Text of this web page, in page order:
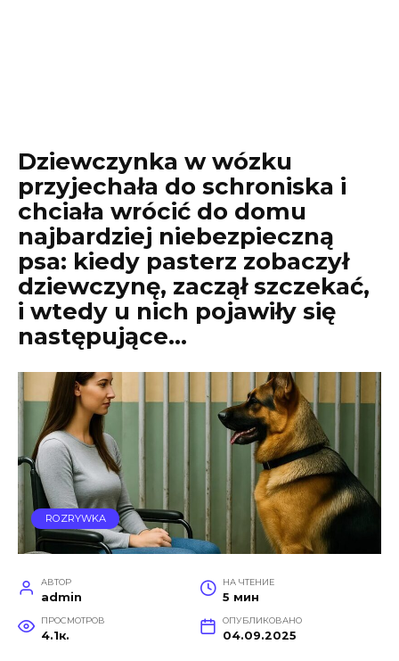
Dziewczynka w wózku
przyjechała do schroniska i
chciała wrócić do domu
najbardziej niebezpieczną
psa: kiedy pasterz zobaczył
dziewczynę, zaczął szczekać,
i wtedy u nich pojawiły się
następujące…
ROZRYWKA
АВТОР
admin
НА ЧТЕНИЕ
5 мин
ПРОСМОТРОВ
4.1к.
ОПУБЛИКОВАНО
04.09.2025